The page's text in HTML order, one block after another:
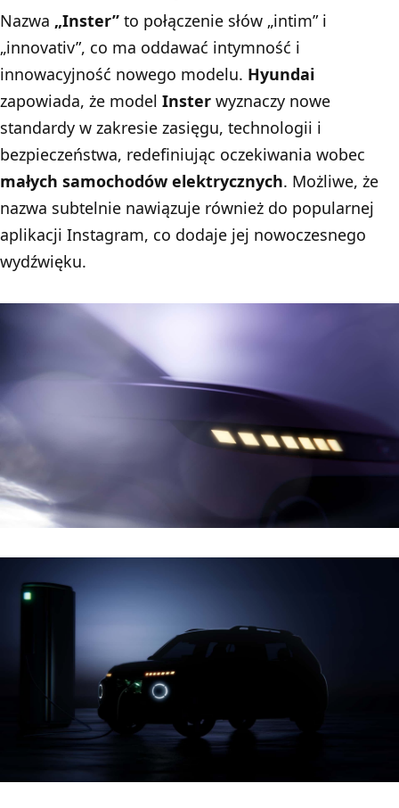
Nazwa „Inster” to połączenie słów „intim” i
„innovativ”, co ma oddawać intymność i
innowacyjność nowego modelu. Hyundai
zapowiada, że model Inster wyznaczy nowe
standardy w zakresie zasięgu, technologii i
bezpieczeństwa, redefiniując oczekiwania wobec
małych samochodów elektrycznych. Możliwe, że
nazwa subtelnie nawiązuje również do popularnej
aplikacji Instagram, co dodaje jej nowoczesnego
wydźwięku.